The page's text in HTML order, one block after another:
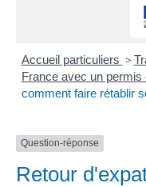
Accueil particuliers >
France avec un permis
comment faire rétablir
Question-réponse
Retour